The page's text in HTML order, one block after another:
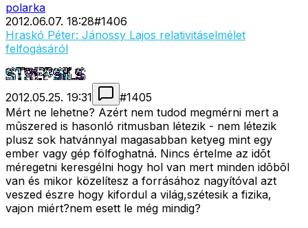
polarka
2012.06.07. 18:28#1406
Hraskó Péter: Jánossy Lajos relativitáselmélet
felfogásáról
2012.05.25. 19:31 #1405
Mért ne lehetne? Azért nem tudod megmérni mert a
mûszered is hasonló ritmusban létezik - nem létezik
plusz sok hatvánnyal magasabban ketyeg mint egy
ember vagy gép fölfoghatná. Nincs értelme az idõt
méregetni keresgélni hogy hol van mert minden idõbõl
van és mikor közelítesz a forrásához nagyítóval azt
veszed észre hogy kifordul a világ,szétesik a fizika,
vajon miért?nem esett le még mindig?